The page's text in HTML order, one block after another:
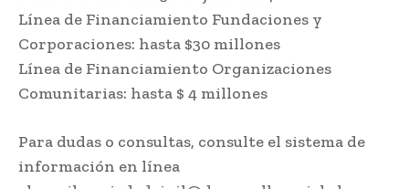
Línea de Financiamiento Fundaciones y
Corporaciones: hasta $30 millones
Línea de Financiamiento Organizaciones
Comunitarias: hasta $ 4 millones
Para dudas o consultas, consulte el sistema de
información en línea